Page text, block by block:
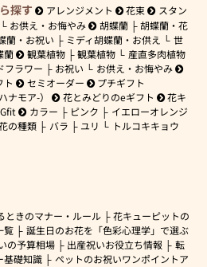
探す アレンジメント 花束
スタン
お供え・お悔やみ 胡蝶蘭
胡蝶蘭・花
蘭・お祝い ミディ胡蝶蘭・お供え
世
蘭
観葉植物 観葉植物
産直多肉植物
フラワー
お祝い
お供え・お悔やみ
ト
セミオーダー
プチギフト
ナモア-）
花とみどりのeギフト
花キ
カラー ピンク
イエローオレンジ
の種類 バラ ユリ トルコキキョウ
ときのマナー・ルール
花キューピットの
覧
誕生日のお花を「色彩心理学」で選ぶ
の予算相場 出産祝いお役立ち情報
転
基礎知識
ペットのお祝いワンポイントア